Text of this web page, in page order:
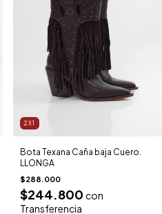
2X1
Bota Texana Caña baja Cuero.
LLONGA
$288.000
$244.800 con
Transferencia